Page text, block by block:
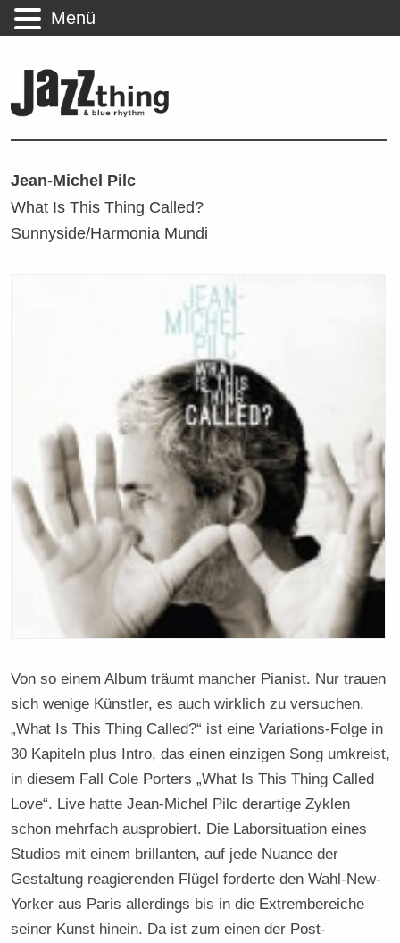
Jean-Michel Pilc
What Is This Thing Called?
Sunnyside/Harmonia Mundi
Von so einem Album träumt mancher Pianist. Nur trauen
sich wenige Künstler, es auch wirklich zu versuchen.
„What Is This Thing Called?“ ist eine Variations-Folge in
30 Kapiteln plus Intro, das einen einzigen Song umkreist,
in diesem Fall Cole Porters „What Is This Thing Called
Love“. Live hatte Jean-Michel Pilc derartige Zyklen
schon mehrfach ausprobiert. Die Laborsituation eines
Studios mit einem brillanten, auf jede Nuance der
Gestaltung reagierenden Flügel forderte den Wahl-New-
Yorker aus Paris allerdings bis in die Extrembereiche
seiner Kunst hinein. Da ist zum einen der Post-
Menü